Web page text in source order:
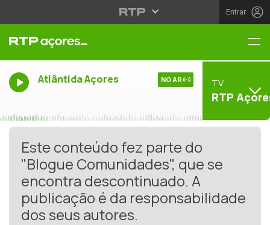
Entrar
Atlântida Açores NO AR TV
RTP
Este conteúdo fez parte do
"Blogue Comunidades", que se
encontra descontinuado. A
publicação é da responsabilidade
dos seus autores.